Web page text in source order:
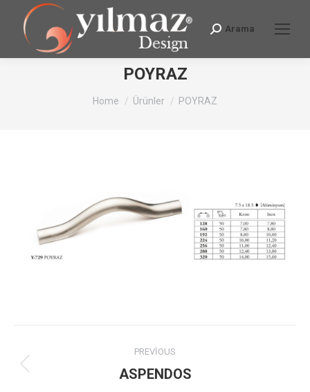
Search:
Arama
POYRAZ
You are here:
Home Ürünler POYRAZ
navigation
PREVIOUS
Previous
ASPENDOS